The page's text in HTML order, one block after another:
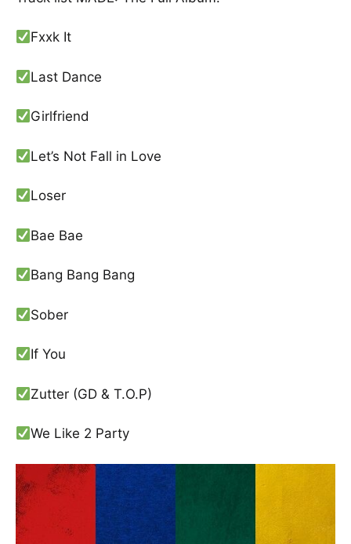
Fxxk It
Last Dance
Girlfriend
Let’s Not Fall in Love
Loser
Bae Bae
Bang Bang Bang
Sober
If You
Zutter (GD & T.O.P)
We Like 2 Party